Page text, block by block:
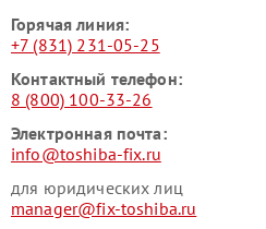
Горячая линия:
+7 (831) 231-05-25
Контактный телефон:
8 (800) 100-33-26
Электронная почта:
info@toshiba-fix.ru
для юридических лиц
manager@fix-toshiba.ru